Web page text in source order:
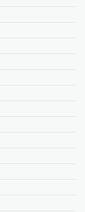
സമരത്തെ
സ്ഥാനം
കേന്ദ്രമന്ത്രി
സമര